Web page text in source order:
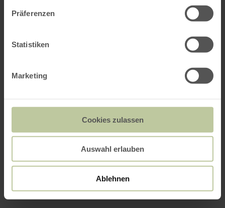
Präferenzen
Statistiken
Marketing
Cookies zulassen
Auswahl erlauben
Ablehnen